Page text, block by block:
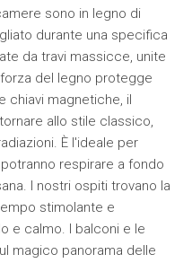
sono in legno di
durante una specifica
da travi massicce, unite
del legno protegge
chiavi magnetiche, il
allo stile classico,
È l'ideale per
respirare a fondo
I nostri ospiti trovano la
stimolante e
e calmo. I balconi e le
magico panorama delle